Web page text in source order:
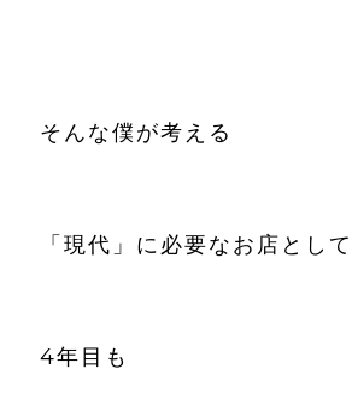
そんな僕が考える
「現代」に必要なお店として
4年目も